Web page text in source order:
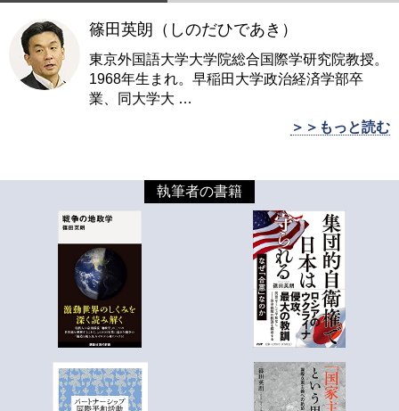
篠田英朗（しのだひであき）
東京外国語大学大学院総合国際学研究院教授。
1968年生まれ。早稲田大学政治経済学部卒
業、同大学大 …
＞＞もっと読む
執筆者の書籍